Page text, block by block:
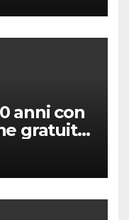
anni con
gratuita